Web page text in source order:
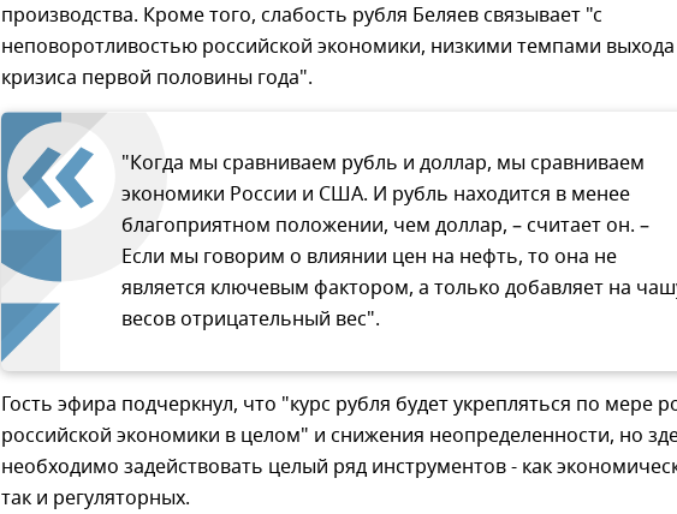
производства. Кроме того, слабость рубля Беляев связывает "с
неповоротливостью российской экономики, низкими темпами выхода
кризиса первой половины года".
"Когда мы сравниваем рубль и доллар, мы сравниваем
экономики России и США. И рубль находится в менее
благоприятном положении, чем доллар, – считает он. –
Если мы говорим о влиянии цен на нефть, то она не
является ключевым фактором, а только добавляет на
весов отрицательный вес".
Гость эфира подчеркнул, что "курс рубля будет укрепляться по мере
российской экономики в целом" и снижения неопределенности, но
необходимо задействовать целый ряд инструментов - как
так и регуляторных.